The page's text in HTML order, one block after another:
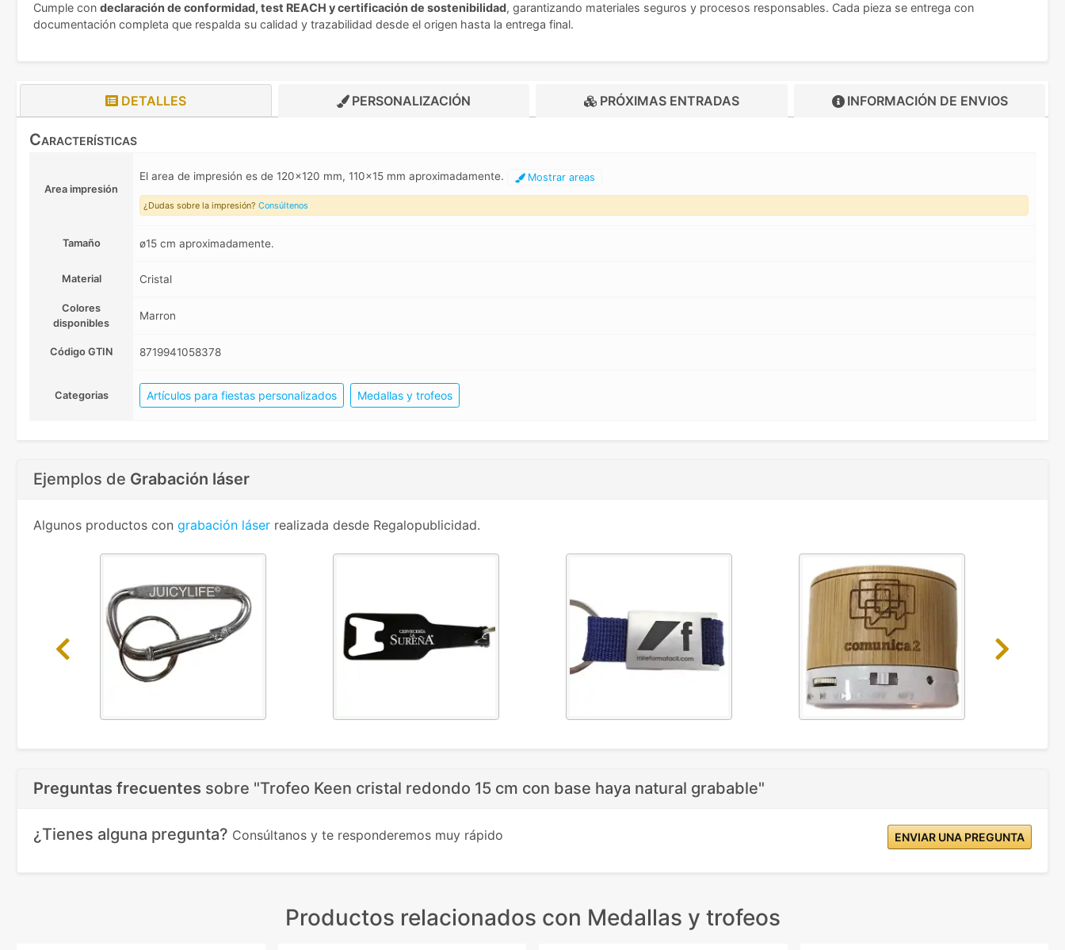
Cumple con declaración de conformidad, test REACH y certificación de sostenibilidad, garantizando materiales seguros y procesos responsables. Cada pieza se entrega con
documentación completa que respalda su calidad y trazabilidad desde el origen hasta la entrega final.
DETALLES PERSONALIZACIÓN PRÓXIMAS ENTRADAS INFORMACIÓN DE ENVIOS
Características
Area impresión
El area de impresión es de 120x120 mm, 110x15 mm aproximadamente. Mostrar areas
¿Dudas sobre la impresión? Consúltenos
Tamaño ø15 cm aproximadamente.
Material Cristal
Colores
disponibles
Marron
Código GTIN 8719941058378
Categorias Artículos para fiestas personalizados Medallas y trofeos
Ejemplos de Grabación láser
Algunos productos con grabación láser realizada desde Regalopublicidad.
Previous Next
Preguntas frecuentes sobre "Trofeo Keen cristal redondo 15 cm con base haya natural grabable"
¿Tienes alguna pregunta? Consúltanos y te responderemos muy rápido ENVIAR UNA PREGUNTA
Productos relacionados con Medallas y trofeos